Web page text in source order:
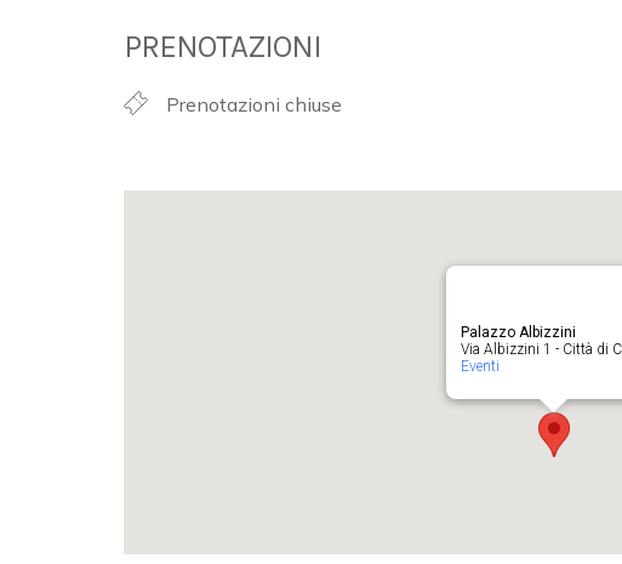
PRENOTAZIONI
Prenotazioni chiuse
Palazzo Albizzini
Via Albizzini 1 - Città di
Eventi